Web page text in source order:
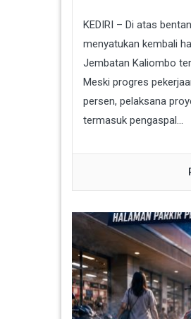
KEDIRI – Di atas
menyatukan kembali
Jembatan Kaliombo
Meski progres
persen, pelaksana
termasuk pengaspal...